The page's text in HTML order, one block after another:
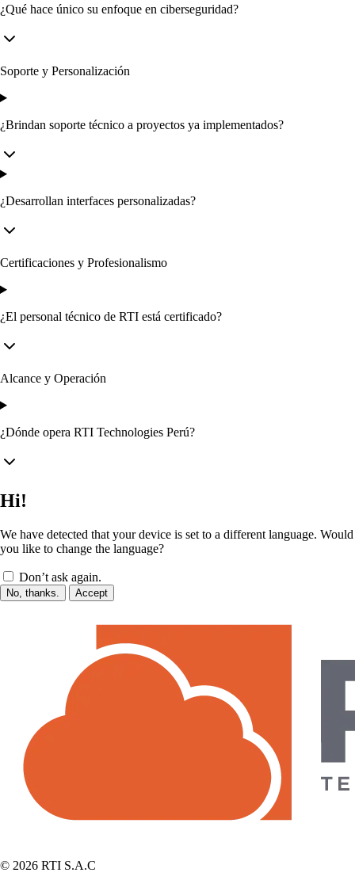
¿Qué hace único su enfoque en ciberseguridad?
Soporte y Personalización
¿Brindan soporte técnico a proyectos ya implementados?
¿Desarrollan interfaces personalizadas?
Certificaciones y Profesionalismo
¿El personal técnico de RTI está certificado?
Alcance y Operación
¿Dónde opera RTI Technologies Perú?
Hi!
We have detected that your device is set to a different language. Would
you like to change the language?
Don’t ask again.
No, thanks. Accept
© 2026 RTI S.A.C